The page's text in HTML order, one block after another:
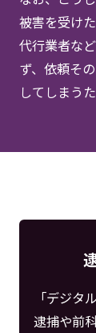
被害を受け
代行業者な
ず、依頼そ
してしまう
「デジタ
逮捕や前